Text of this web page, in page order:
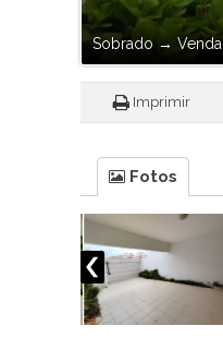
Sobrado → Venda
Imprimir
Fotos